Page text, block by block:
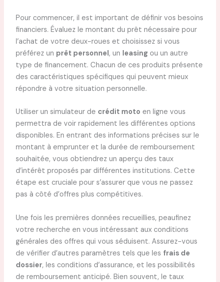
Pour commencer, il est important de définir vos besoins
financiers. Évaluez le montant du prêt nécessaire pour
l’achat de votre deux-roues et choisissez si vous
préférez un prêt personnel, un leasingou un autre
type de financement. Chacun de ces produits présente
des caractéristiques spécifiques qui peuvent mieux
répondre à votre situation personnelle.
Utiliser un simulateur de crédit moto en ligne vous
permettra de voir rapidement les différentes options
disponibles. En entrant des informations précises sur le
montant à emprunter et la durée de remboursement
souhaitée, vous obtiendrez un aperçu des taux
d’intérêt proposés par différentes institutions. Cette
étape est cruciale pour s’assurer que vous ne passez
pas à côté d’offres plus compétitives.
Une fois les premières données recueillies, peaufinez
votre recherche en vous intéressant aux conditions
générales des offres qui vous séduisent. Assurez-vous
de vérifier d’autres paramètres tels que les frais de
dossier, les conditions d’assurance, et les possibilités
de remboursement anticipé. Bien souvent, le taux